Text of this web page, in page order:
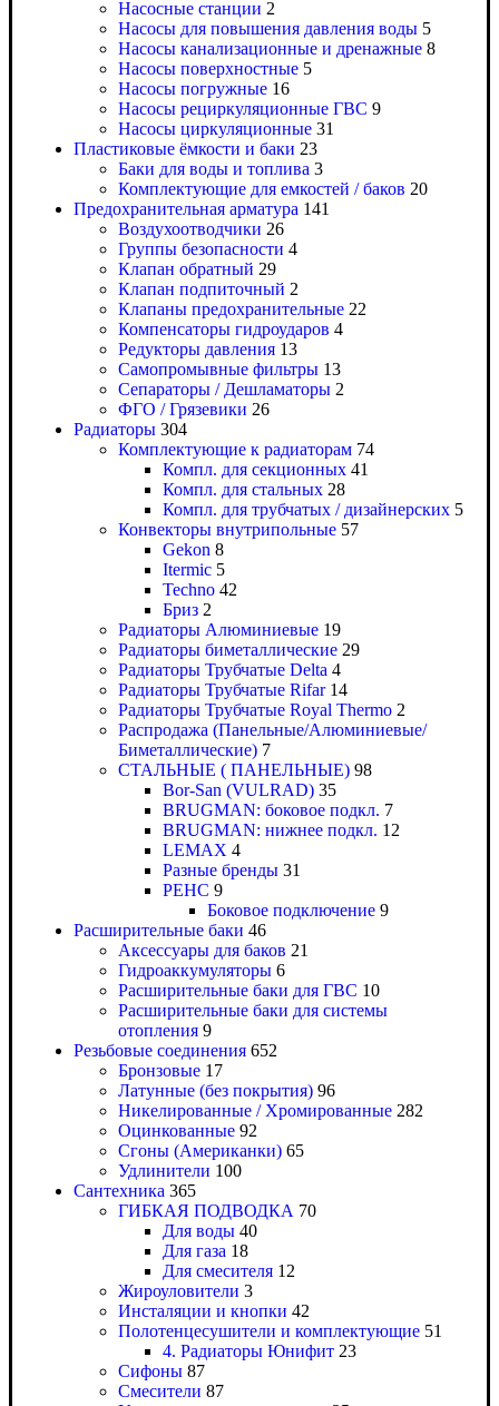
Насосные станции 2
Насосы для повышения давления воды 5
Насосы канализационные и дренажные 8
Насосы поверхностные 5
Насосы погружные 16
Насосы рециркуляционные ГВС 9
Насосы циркуляционные 31
Пластиковые ёмкости и баки 23
Баки для воды и топлива 3
Комплектующие для емкостей / баков 20
Предохранительная арматура 141
Воздухоотводчики 26
Группы безопасности 4
Клапан обратный 29
Клапан подпиточный 2
Клапаны предохранительные 22
Компенсаторы гидроударов 4
Редукторы давления 13
Самопромывные фильтры 13
Сепараторы / Дешламаторы 2
ФГО / Грязевики 26
Радиаторы 304
Комплектующие к радиаторам 74
Компл. для секционных 41
Компл. для стальных 28
Компл. для трубчатых / дизайнерских 5
Конвекторы внутрипольные 57
Gekon 8
Itermic 5
Techno 42
Бриз 2
Радиаторы Алюминиевые 19
Радиаторы биметаллические 29
Радиаторы Трубчатые Delta 4
Радиаторы Трубчатые Rifar 14
Радиаторы Трубчатые Royal Thermo 2
Распродажа (Панельные/Алюминиевые/
Биметаллические) 7
СТАЛЬНЫЕ ( ПАНЕЛЬНЫЕ) 98
Bor-San (VULRAD) 35
BRUGMAN: боковое подкл. 7
BRUGMAN: нижнее подкл. 12
LEMAX 4
Разные бренды 31
РЕНС 9
Боковое подключение 9
Расширительные баки 46
Аксессуары для баков 21
Гидроаккумуляторы 6
Расширительные баки для ГВС 10
Расширительные баки для системы
отопления 9
Резьбовые соединения 652
Бронзовые 17
Латунные (без покрытия) 96
Никелированные / Хромированные 282
Оцинкованные 92
Сгоны (Американки) 65
Удлинители 100
Сантехника 365
ГИБКАЯ ПОДВОДКА 70
Для воды 40
Для газа 18
Для смесителя 12
Жироуловители 3
Инсталяции и кнопки 42
Полотенцесушители и комплектующие 51
4. Радиаторы Юнифит 23
Сифоны 87
Смесители 87